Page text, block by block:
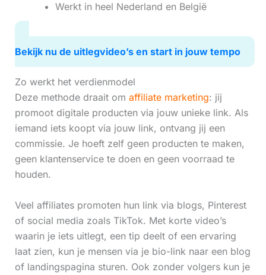
Werkt in heel Nederland en België
Bekijk nu de uitlegvideo’s en start in jouw tempo
Zo werkt het verdienmodel
Deze methode draait om affiliate marketing: jij
promoot digitale producten via jouw unieke link. Als
iemand iets koopt via jouw link, ontvang jij een
commissie. Je hoeft zelf geen producten te maken,
geen klantenservice te doen en geen voorraad te
houden.
Veel affiliates promoten hun link via blogs, Pinterest
of social media zoals TikTok. Met korte video’s
waarin je iets uitlegt, een tip deelt of een ervaring
laat zien, kun je mensen via je bio-link naar een blog
of landingspagina sturen. Ook zonder volgers kun je